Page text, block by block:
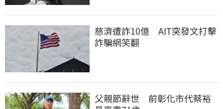
慈濟遭詐10億　AIT突發文打擊
詐騙網笑翻
父親節辭世　前彰化市代蔡裕